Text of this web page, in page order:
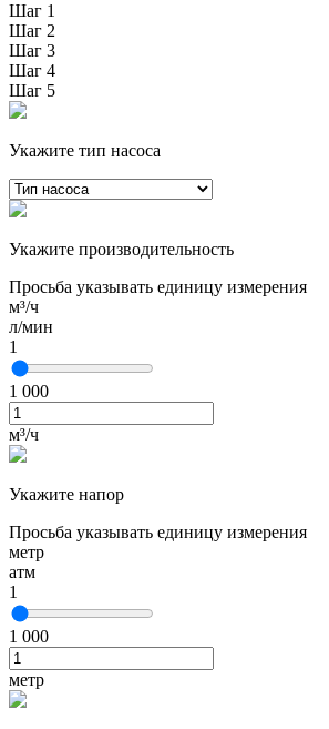
Шаг 1
Шаг 2
Шаг 3
Шаг 4
Шаг 5
Укажите тип насоса
Укажите производительность
Просьба указывать единицу измерения
м³/ч
л/мин
1
1 000
м³/ч
Укажите напор
Просьба указывать единицу измерения
метр
атм
1
1 000
метр